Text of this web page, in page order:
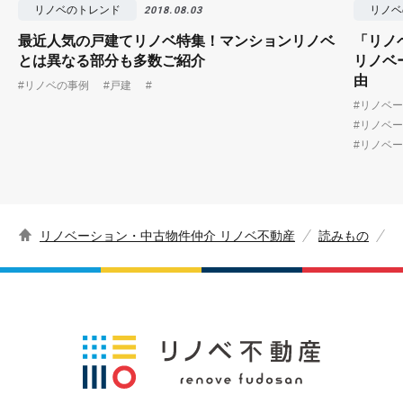
リノベのトレンド 2018.08.03
最近人気の戸建てリノベ特集！マンションリノベ
とは異なる部分も多数ご紹介
#リノベの事例 #戸建 #
リノ
「リ
リノベ
由
#リノベ
#リノベ
#リノベ
リノベーション・中古物件仲介 リノベ不動産 読みもの